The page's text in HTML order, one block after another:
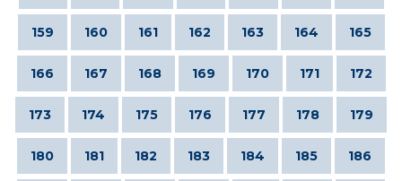
159 160 161 162 163 164 165
166 167 168 169 170 171 172
173 174 175 176 177 178 179
180 181 182 183 184 185 186